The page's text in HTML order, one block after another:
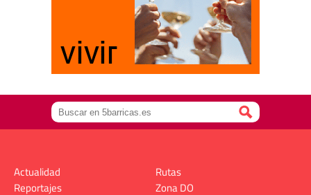
Actualidad
Reportajes
Rutas
Zona DO